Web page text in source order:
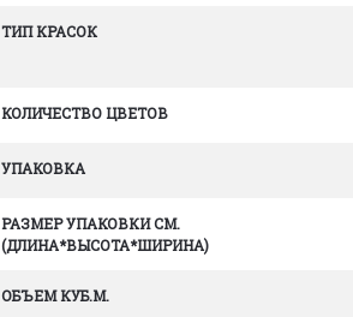
ТИП КРАСОК
КОЛИЧЕСТВО ЦВЕТОВ
УПАКОВКА
РАЗМЕР УПАКОВКИ СМ.
(ДЛИНА*ВЫСОТА*ШИРИНА)
ОБЪЕМ КУБ.М.